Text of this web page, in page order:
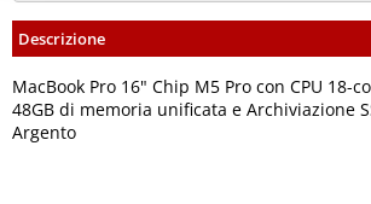
Descrizione
MacBook Pro 16" Chip M5 Pro con CPU 18-
48GB di memoria unificata e Archiviazione
Argento